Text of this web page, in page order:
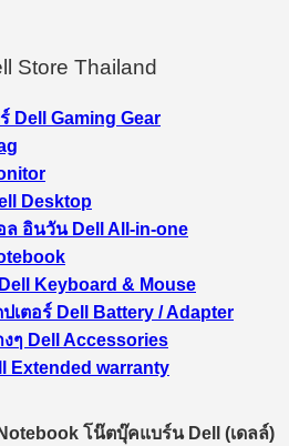
Store Thailand
Dell Gaming Gear
Desktop
ล อินวัน Dell All-in-one
Keyboard & Mouse
เตอร์ Dell Battery / Adapter
ๆ Dell Accessories
Extended warranty
โน๊ตบุ๊คแบร์น Dell (เดลล์)